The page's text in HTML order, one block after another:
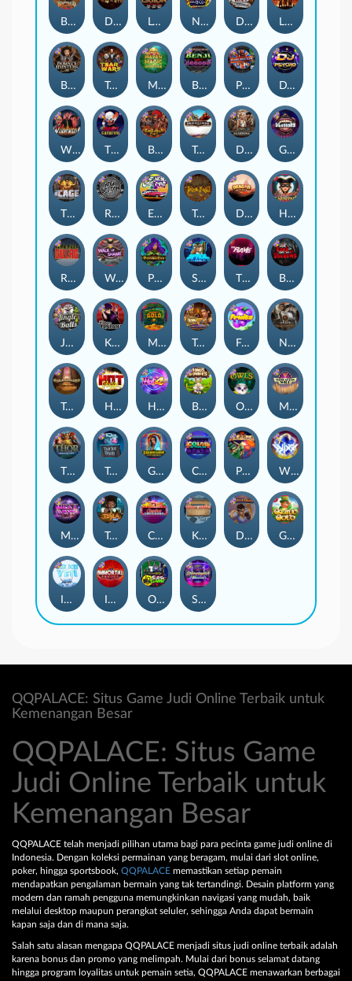
Dead Men Walking
Tsar Wars
Nexus Outsourced
Nexus Tombstone RIP
Manhattan Goes Wild
Book Of Shadows
Rock Bottom
Tractor Beam
Casino Win Spin
The Cage
Hot Nudge
Space Donkey
Bounty Hunters xNudge®
Starstruck
Monkey's Gold xPays
Little Bighorn
Benji Killed in Vegas
Barbarian Fury
Poison Eve
Devil's Crossroad
Tomb of Nefertiti
Tomb of Akhenaten
Golden Genie And The Walking Wilds
Dragon Tribe
Immortal Fruits
Tesla Jolt Dungeon Quest
Coins of Fortune
Gluttony
Mayan Magic Wildfire
WiXX
Outsourced: Slash Game
Legion X
Fruits
Bonus Bunnies
Deadwood xNudge
DJ Psycho
Hot 4 Cash
Buffalo Hunter
Tombstone
Owls
Punk Rocker
Milky Ways Gaelic Gold
East Coast Vs West Coast
The Creepy Carnival
Whacked
Jingle Balls
Harlequin Carnival
Walk of Shame
Kitchen Drama: Sushi Mania
Pixies vs Pirates
Thor: Hammer Time
Ice Ice Yeti
Remember Gulag
Karen Maneater
True kult
The Rave
QQPALACE: Situs Game Judi Online Terbaik untuk
Kemenangan Besar
QQPALACE: Situs Game
Judi Online Terbaik untuk
Kemenangan Besar
QQPALACE telah menjadi pilihan utama bagi para pecinta game judi online di
Indonesia. Dengan koleksi permainan yang beragam, mulai dari slot online,
poker, hingga sportsbook, QQPALACE memastikan setiap pemain
mendapatkan pengalaman bermain yang tak tertandingi. Desain platform yang
modern dan ramah pengguna memungkinkan navigasi yang mudah, baik
melalui desktop maupun perangkat seluler, sehingga Anda dapat bermain
kapan saja dan di mana saja.
Salah satu alasan mengapa QQPALACE menjadi situs judi online terbaik adalah
karena bonus dan promo yang melimpah. Mulai dari bonus selamat datang
hingga program loyalitas untuk pemain setia, QQPALACE menawarkan berbagai